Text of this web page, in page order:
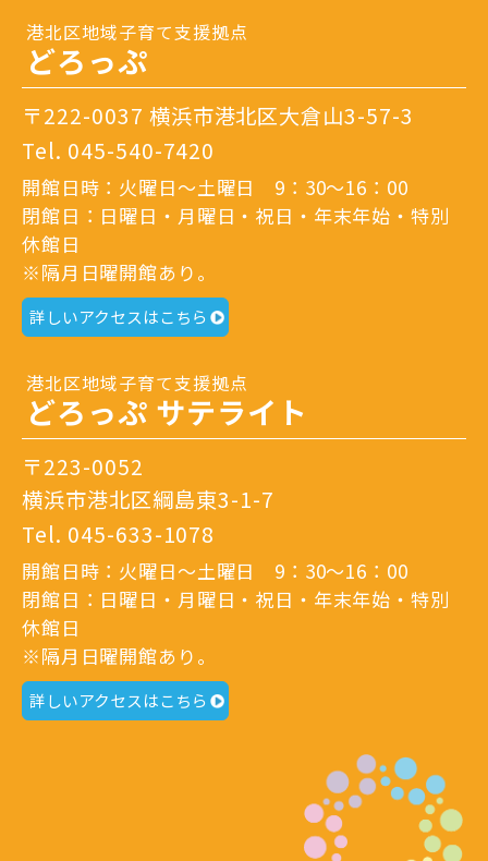
港北区地域子育て支援拠点
どろっぷ
〒222-0037 横浜市港北区大倉山3-57-3
Tel. 045-540-7420
開館日時：火曜日～土曜日 9：30～16：00
閉館日：日曜日・月曜日・祝日・年末年始・特別
休館日
※隔月日曜開館あり。
詳しいアクセスはこちら
港北区地域子育て支援拠点
どろっぷ サテライト
〒223-0052
横浜市港北区綱島東3-1-7
Tel. 045-633-1078
開館日時：火曜日～土曜日 9：30～16：00
閉館日：日曜日・月曜日・祝日・年末年始・特別
休館日
※隔月日曜開館あり。
詳しいアクセスはこちら